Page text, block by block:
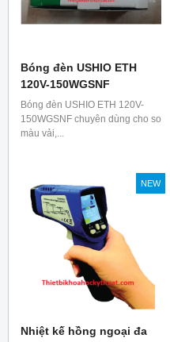
Bóng đèn USHIO ETH
120V-150WGSNF
Bóng đèn USHIO ETH 120V-
150WGSNF chuyên dùng cho so
màu vải,...
NEW
Nhiệt kế hồng ngoại đa